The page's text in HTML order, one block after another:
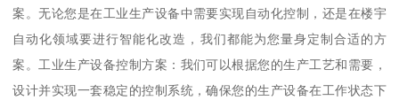
案。无论您是在工业生产设备中需要实现自动化控制，还是在楼宇
自动化领域要进行智能化改造，我们都能为您量身定制合适的方
案。工业生产设备控制方案：我们可以根据您的生产工艺和需要，
设计并实现一套稳定的控制系统，确保您的生产设备在工作状态下